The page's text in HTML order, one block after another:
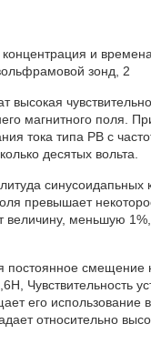
и
зонд, 2
высокая
магнитного поля.
тока типа PB с
десятых вольта.
синусоидапьных
превышает
величину, меньшую
смещение
Чувствительность
его использование
относительно